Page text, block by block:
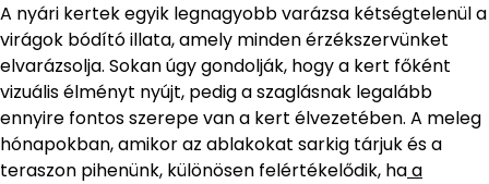
A nyári kertek egyik legnagyobb varázsa kétségtelenül a
virágok bódító illata, amely minden érzékszervünket
elvarázsolja. Sokan úgy gondolják, hogy a kert főként
vizuális élményt nyújt, pedig a szaglásnak legalább
ennyire fontos szerepe van a kert élvezetében. A meleg
hónapokban, amikor az ablakokat sarkig tárjuk és a
teraszon pihenünk, különösen felértékelődik, haa